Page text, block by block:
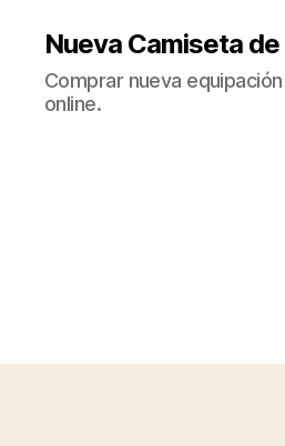
Nueva Camiseta
Comprar nueva
online.